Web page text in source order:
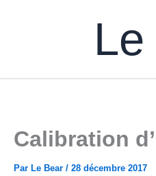
Calibration
Par Le Bear / 28 décembre 2017